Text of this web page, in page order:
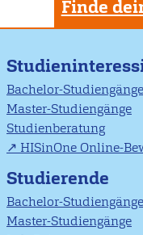
Finde
Bachelor-Studiengänge
Master-Studiengänge
Studienberatung
HISinOne Online-
Studierende
Bachelor-Studiengänge
Master-Studiengänge